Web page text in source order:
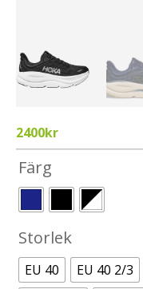
2400kr
Färg
Storlek
EU 40 EU 40 2/3